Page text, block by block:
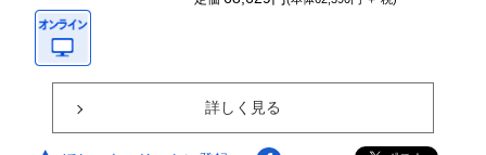
詳しく見る